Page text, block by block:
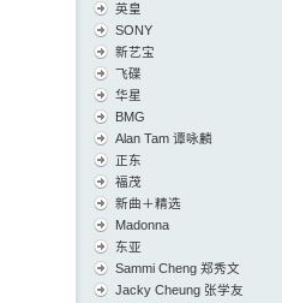
英皇
SONY
新艺宝
飞碟
华星
BMG
Alan Tam 谭咏麟
正东
福茂
新曲＋精选
Madonna
东亚
Sammi Cheng 郑秀文
Jacky Cheung 张学友